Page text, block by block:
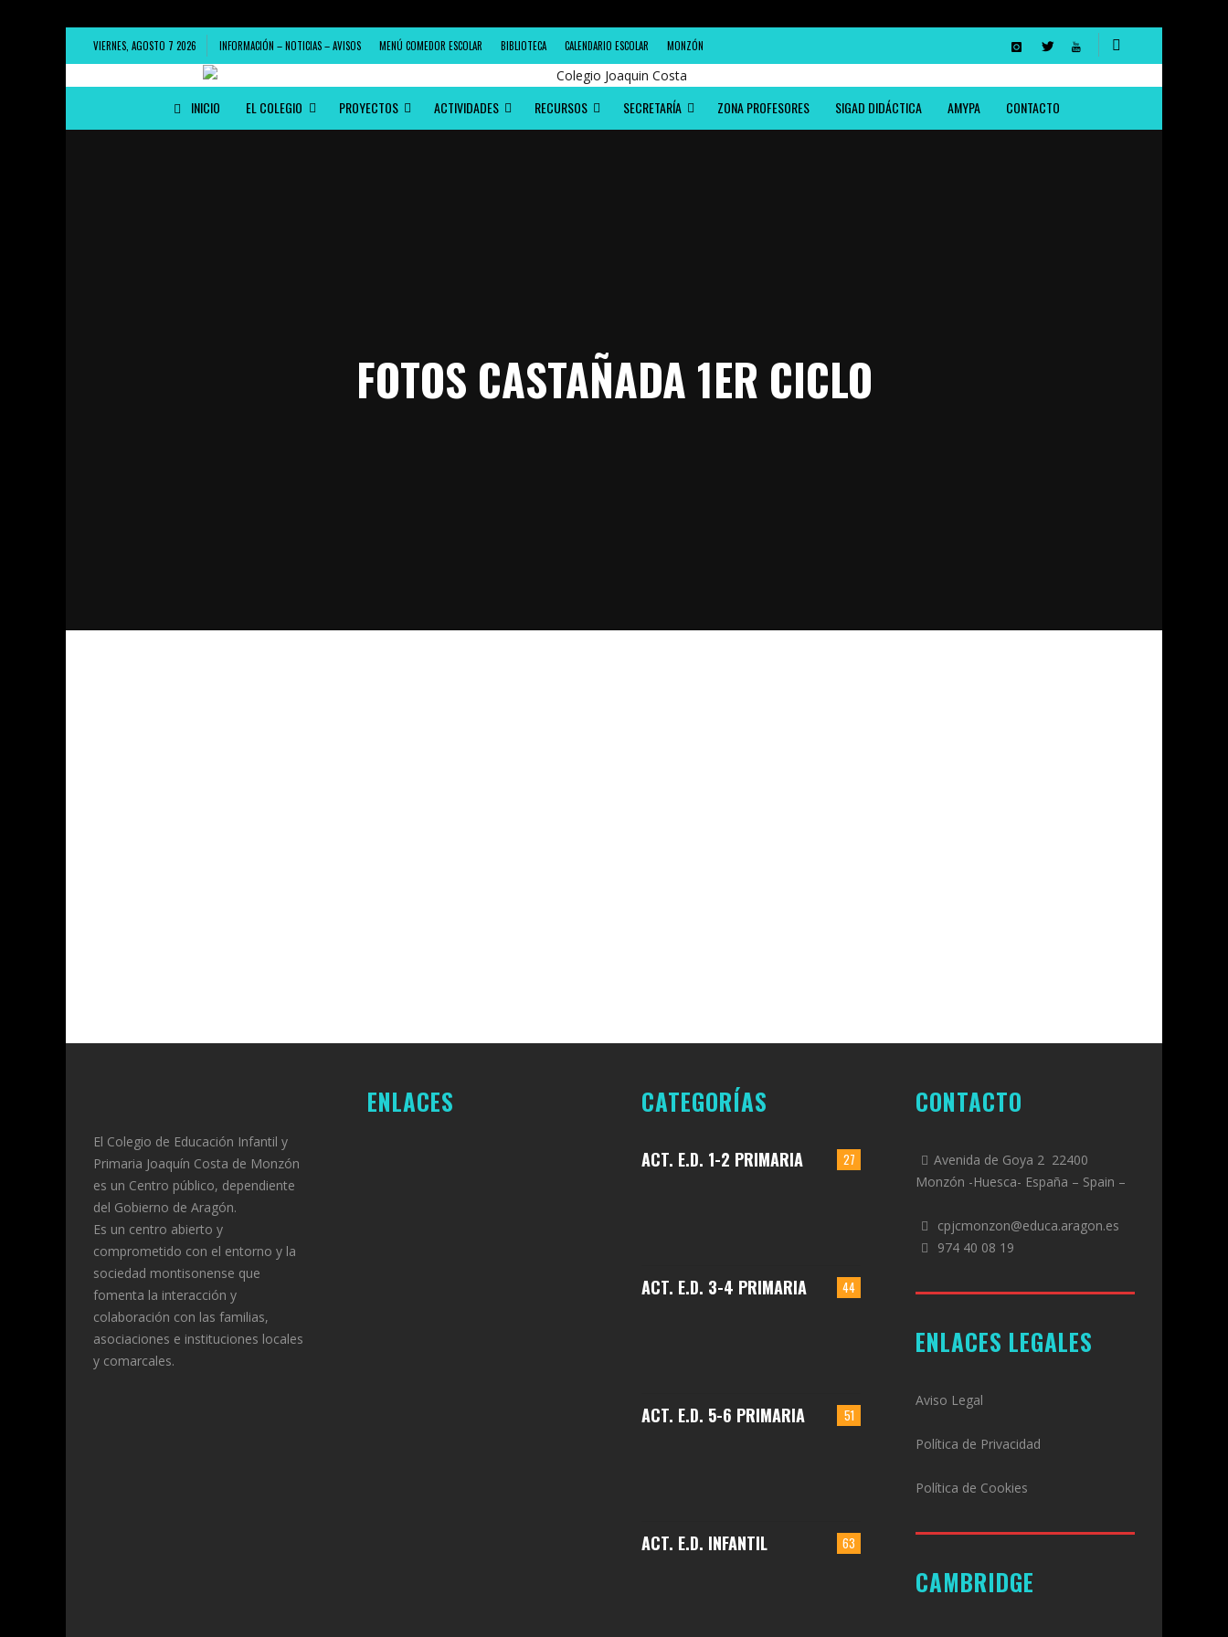
VIERNES, AGOSTO 7 2026 INFORMACIÓN – NOTICIAS – AVISOS MENÚ COMEDOR ESCOLAR BIBLIOTECA CALENDARIO ESCOLAR MONZÓN
INICIO EL COLEGIO PROYECTOS ACTIVIDADES RECURSOS SECRETARÍA ZONA PROFESORES SIGAD DIDÁCTICA AMYPA CONTACTO
FOTOS CASTAÑADA 1ER CICLO
El Colegio de Educación Infantil y
Primaria Joaquín Costa de Monzón
es un Centro público, dependiente
del Gobierno de Aragón.
Es un centro abierto y
comprometido con el entorno y la
sociedad montisonense que
fomenta la interacción y
colaboración con las familias,
asociaciones e instituciones locales
y comarcales.
ENLACES CATEGORÍAS
27
ACT. E.D. 1-2 PRIMARIA
44
ACT. E.D. 3-4 PRIMARIA
51
ACT. E.D. 5-6 PRIMARIA
63
ACT. E.D. INFANTIL
CONTACTO
Avenida de Goya 2 22400
Monzón -Huesca- España – Spain –
cpjcmonzon@educa.aragon.es
974 40 08 19
ENLACES LEGALES
Aviso Legal
Política de Privacidad
Política de Cookies
CAMBRIDGE